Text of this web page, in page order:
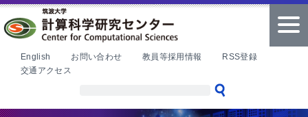
本文へ
English お問い合わせ 教員等採用情報
RSS登録
交通アクセス